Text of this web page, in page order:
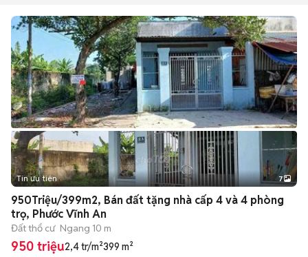
+2
Tin ưu tiên 7
950Triệu/399m2, Bán đất tặng nhà cấp 4 và 4 phòng
trọ, Phước Vĩnh An
Đất thổ cư Ngang 10 m
950 triệu2,4 tr/m²399 m²